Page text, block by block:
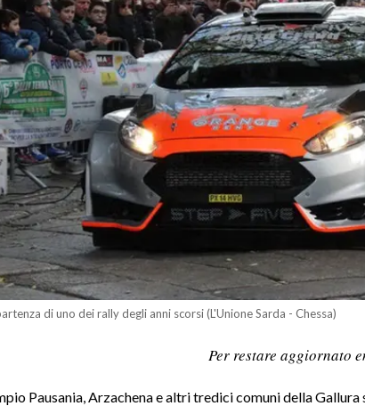
di uno dei rally degli anni scorsi (L'Unione Sarda - Chessa)
Per restare aggiornato
Pausania, Arzachena e altri tredici comuni della